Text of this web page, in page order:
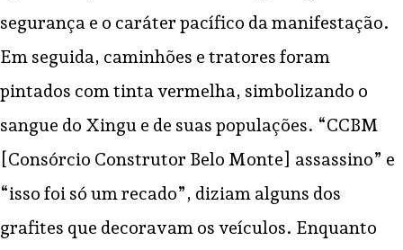
segurança e o caráter pacífico da manifestação.
Em seguida, caminhões e tratores foram
pintados com tinta vermelha, simbolizando o
sangue do Xingu e de suas populações. “CCBM
[Consórcio Construtor Belo Monte] assassino” e
“isso foi só um recado”, diziam alguns dos
grafites que decoravam os veículos. Enquanto